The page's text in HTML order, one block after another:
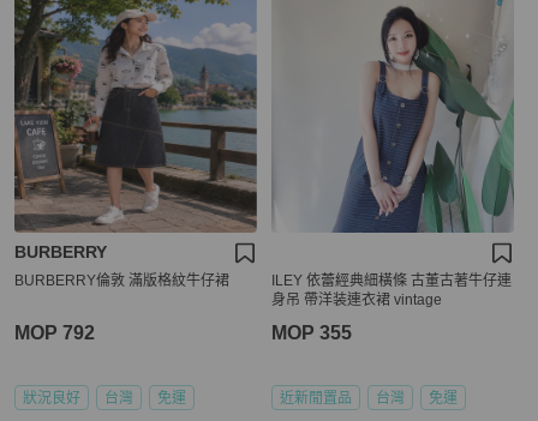
BURBERRY
BURBERRY倫敦 滿版格紋牛仔裙
MOP 792
狀況良好 台灣 免運
ILEY 依蕾經典細橫條 古董古著牛仔連
身吊 帶洋装連衣裙 vintage
MOP 355
近新閒置品 台灣 免運